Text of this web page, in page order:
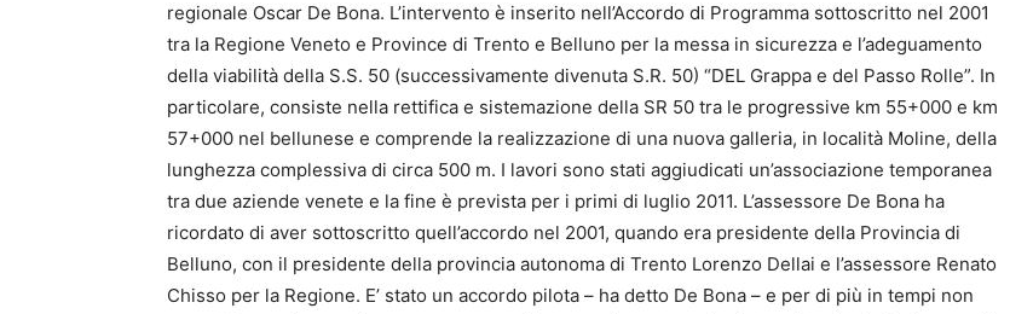
regionale Oscar De Bona. L’intervento è inserito nell’Accordo di Programma sottoscritto nel 2001
tra la Regione Veneto e Province di Trento e Belluno per la messa in sicurezza e l’adeguamento
della viabilità della S.S. 50 (successivamente divenuta S.R. 50) “DEL Grappa e del Passo Rolle”. In
particolare, consiste nella rettifica e sistemazione della SR 50 tra le progressive km 55+000 e km
57+000 nel bellunese e comprende la realizzazione di una nuova galleria, in località Moline, della
lunghezza complessiva di circa 500 m. I lavori sono stati aggiudicati un’associazione temporanea
tra due aziende venete e la fine è prevista per i primi di luglio 2011. L’assessore De Bona ha
ricordato di aver sottoscritto quell’accordo nel 2001, quando era presidente della Provincia di
Belluno, con il presidente della provincia autonoma di Trento Lorenzo Dellai e l’assessore Renato
Chisso per la Regione. E’ stato un accordo pilota – ha detto De Bona – e per di più in tempi non